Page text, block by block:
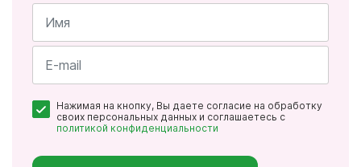
Имя
*
Нажимая на кнопку, Вы даете согласие на обработку
своих персональных данных и соглашаетесь с
политикой конфиденциальности